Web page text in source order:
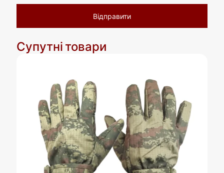
Супутні товари